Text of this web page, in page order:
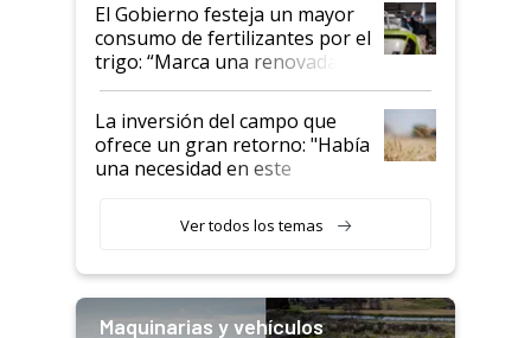
El Gobierno festeja un mayor
consumo de fertilizantes por el
trigo: “Marca una renovada
confianza de los productores”
La inversión del campo que
ofrece un gran retorno: "Había
una necesidad en este
Ver todos los temas
Maquinarias y vehículos